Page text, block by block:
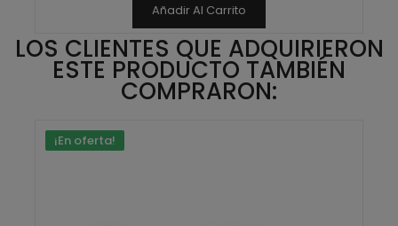
Añadir Al Carrito
LOS CLIENTES QUE ADQUIRIERON
ESTE PRODUCTO TAMBIÉN
COMPRARON:
¡En oferta!